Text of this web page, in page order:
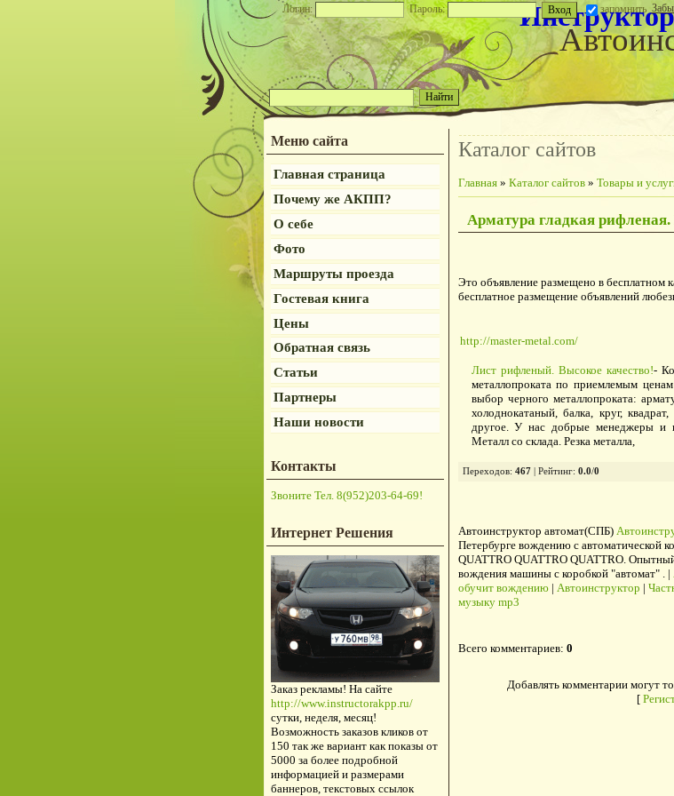
Логин: Пароль: запомнить
Инструктор
Меню сайта
Главная страница
Почему же АКПП?
О себе
Фото
Маршруты проезда
Гостевая книга
Цены
Обратная связь
Статьи
Партнеры
Наши новости
Контакты
Звоните Тел. 8(952)203-64-69!
Интернет Решения
Заказ рекламы! На сайте
http://www.instructorakpp.ru/
сутки, неделя, месяц!
Возможность заказов кликов от
150 так же вариант как показы от
5000 за более подробной
информацией и размерами
баннеров, текстовых ссылок
Каталог сайтов
Главная» Каталог сайтов» Товары и
Арматура гладкая
Это объявление размещено в бесплатном
бесплатное размещение объявлений
http://master-metal.com/
Лист рифленый. Высокое качество!-
металлопроката по приемлемым
выбор черного металлопроката:
холоднокатаный, балка, круг,
другое. У нас добрые менеджеры и
Металл со склада. Резка металла,
Переходов: 467 Рейтинг: 0.0/0
Автоинструктор автомат(СПБ)
Петербурге вождению с автоматической
QUATTRO QUATTRO QUATTRO.
вождения машины с коробкой "автомат" . |
обучит вождению| Автоинструктор |
музыку mp3
Всего комментариев: 0
Добавлять комментарии могут
[